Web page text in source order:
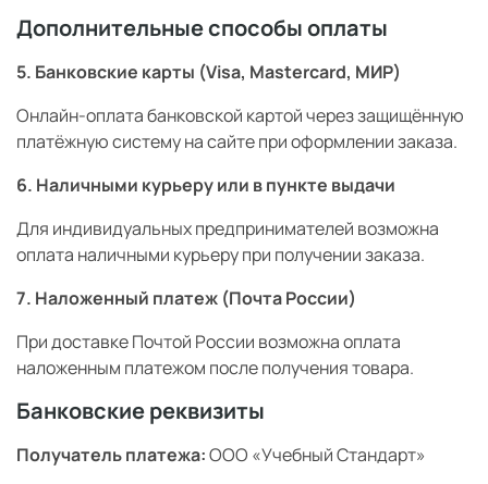
Дополнительные способы оплаты
5. Банковские карты (Visa, Mastercard, МИР)
Онлайн-оплата банковской картой через защищённую
платёжную систему на сайте при оформлении заказа.
6. Наличными курьеру или в пункте выдачи
Для индивидуальных предпринимателей возможна
оплата наличными курьеру при получении заказа.
7. Наложенный платеж (Почта России)
При доставке Почтой России возможна оплата
наложенным платежом после получения товара.
Банковские реквизиты
Получатель платежа:ООО «Учебный Стандарт»